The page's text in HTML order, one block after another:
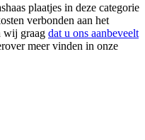
plaatjes in deze categorie
verbonden aan het
wij graag dat u ons aanbeveelt
meer vinden in onze